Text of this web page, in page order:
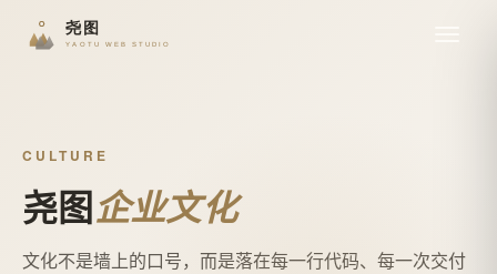
CULTURE
尧图企业文化
文化不是墙上的口号，而是落在每一行代码、每一次交付